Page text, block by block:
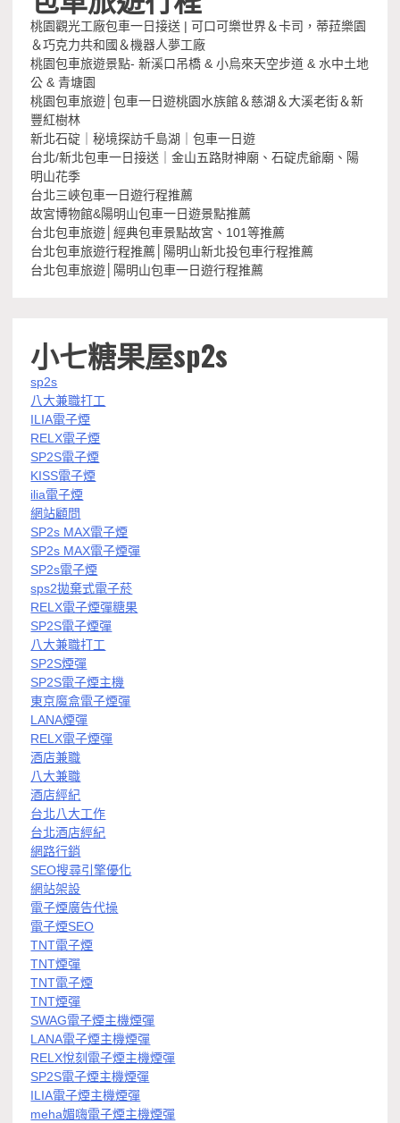
桃園觀光工廠包車一日接送 | 可口可樂世界＆卡司，蒂菈樂園
＆巧克力共和國＆機器人夢工廠
桃園包車旅遊景點- 新溪口吊橋 & 小烏來天空步道 & 水中土地
公 & 青塘園
桃園包車旅遊│包車一日遊桃園水族館＆慈湖＆大溪老街＆新
豐紅樹林
新北石碇｜秘境探訪千島湖｜包車一日遊
台北/新北包車一日接送｜金山五路財神廟、石碇虎爺廟、陽
明山花季
台北三峽包車一日遊行程推薦
故宮博物館&陽明山包車一日遊景點推薦
台北包車旅遊│經典包車景點故宮、101等推薦
台北包車旅遊行程推薦│陽明山新北投包車行程推薦
台北包車旅遊│陽明山包車一日遊行程推薦
小七糖果屋sp2s
sp2s
八大兼職打工
ILIA電子煙
RELX電子煙
SP2S電子煙
KISS電子煙
ilia電子煙
網站顧問
SP2s MAX電子煙
SP2s MAX電子煙彈
SP2s電子煙
sps2拋棄式電子菸
RELX電子煙彈糖果
SP2S電子煙彈
八大兼職打工
SP2S煙彈
SP2S電子煙主機
東京魔盒電子煙彈
LANA煙彈
RELX電子煙彈
酒店兼職
八大兼職
酒店經紀
台北八大工作
台北酒店經紀
網路行銷
SEO搜尋引擎優化
網站架設
電子煙廣告代操
電子煙SEO
TNT電子煙
TNT煙彈
TNT電子煙
TNT煙彈
SWAG電子煙主機煙彈
LANA電子煙主機煙彈
RELX悅刻電子煙主機煙彈
SP2S電子煙主機煙彈
ILIA電子煙主機煙彈
meha媚嗨電子煙主機煙彈